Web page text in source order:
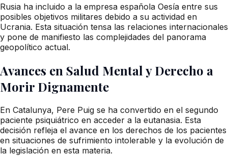
Rusia ha incluido a la empresa española Oesía entre sus
posibles objetivos militares debido a su actividad en
Ucrania. Esta situación tensa las relaciones internacionales
y pone de manifiesto las complejidades del panorama
geopolítico actual.
Avances en Salud Mental y Derecho a
Morir Dignamente
En Catalunya, Pere Puig se ha convertido en el segundo
paciente psiquiátrico en acceder a la eutanasia. Esta
decisión refleja el avance en los derechos de los pacientes
en situaciones de sufrimiento intolerable y la evolución de
la legislación en esta materia.